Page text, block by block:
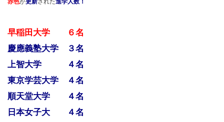
赤色が更新された進学人数！
早稲田大学 ６名
慶應義塾大学 ３名
上智大学 ４名
東京学芸大学 ４名
順天堂大学 ４名
日本女子大 ４名